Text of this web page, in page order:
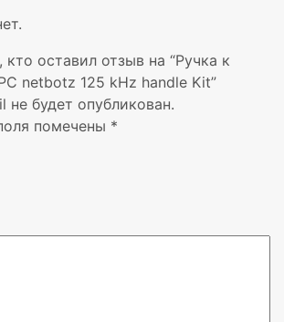
при эксплуатации 0 – 45 °C
при хранении
APC
оставил отзыв на “Ручка к
netbotz 125 kHz handle Kit”
не будет опубликован.
помечены *